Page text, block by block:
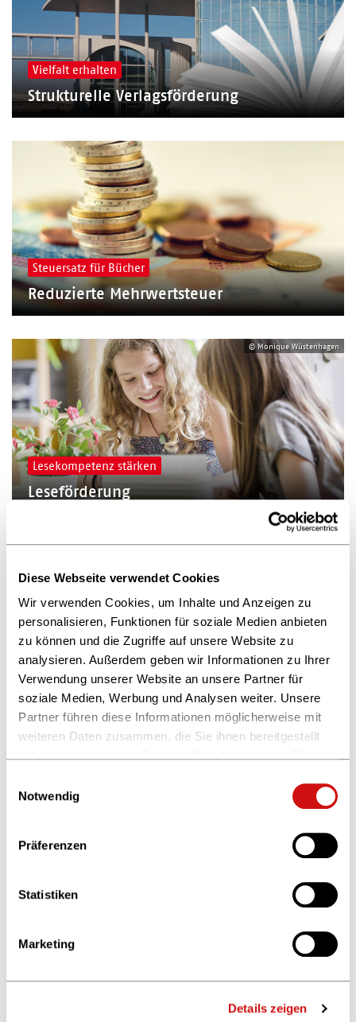
Diese Webseite verwendet Cookies
Wir verwenden Cookies, um Inhalte und Anzeigen zu
personalisieren, Funktionen für soziale Medien anbieten
zu können und die Zugriffe auf unsere Website zu
analysieren. Außerdem geben wir Informationen zu Ihrer
Verwendung unserer Website an unsere Partner für
soziale Medien, Werbung und Analysen weiter. Unsere
Partner führen diese Informationen möglicherweise mit
weiteren Daten zusammen, die Sie ihnen bereitgestellt
Weitere Informationen finden Sie in unserer
Notwendig
Präferenzen
Statistiken
Marketing
Details zeigen
Vielfalt erhalten
Strukturelle Verlagsförderung
Steuersatz für Bücher
Reduzierte Mehrwertsteuer
Lesekompetenz stärken
Leseförderung
© Monique Wüstenhagen
Lizenzvereinbarungen statt Schranken
E-Book-Leihe
Entwaldungsfreie Lieferketten
© zlikovec